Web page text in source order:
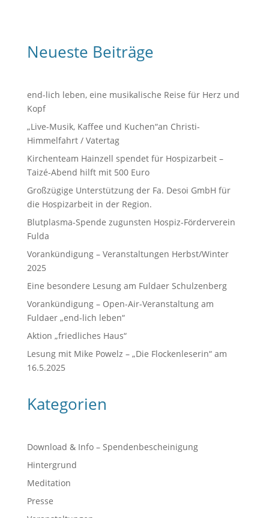
Neueste Beiträge
end-lich leben, eine musikalische Reise für Herz und
Kopf
„Live-Musik, Kaffee und Kuchen“an Christi-
Himmelfahrt / Vatertag
Kirchenteam Hainzell spendet für Hospizarbeit –
Taizé-Abend hilft mit 500 Euro
Großzügige Unterstützung der Fa. Desoi GmbH für
die Hospizarbeit in der Region.
Blutplasma-Spende zugunsten Hospiz-Förderverein
Fulda
Vorankündigung – Veranstaltungen Herbst/Winter
2025
Eine besondere Lesung am Fuldaer Schulzenberg
Vorankündigung – Open-Air-Veranstaltung am
Fuldaer „end-lich leben“
Aktion „friedliches Haus“
Lesung mit Mike Powelz – „Die Flockenleserin“ am
16.5.2025
Kategorien
Download & Info – Spendenbescheinigung
Hintergrund
Meditation
Presse